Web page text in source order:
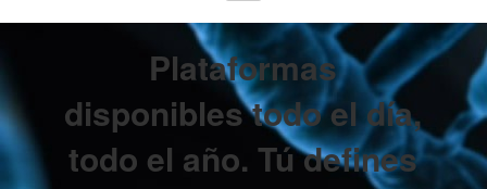
Plataformas
disponibles todo el día,
todo el año. Tú defines